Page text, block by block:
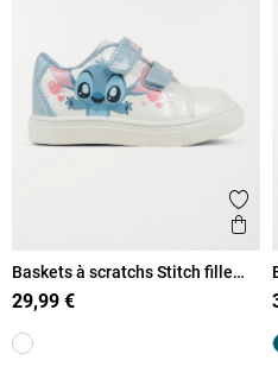
Baskets à scratchs Stitch fille
(20-23)
29,99 €